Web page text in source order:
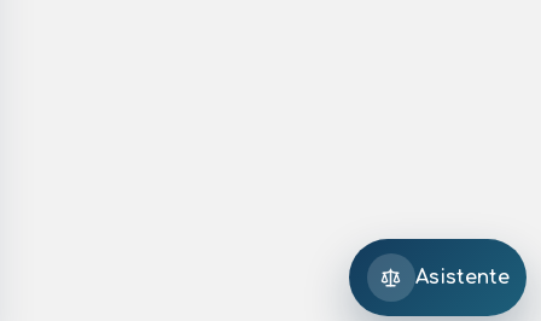
Asistente